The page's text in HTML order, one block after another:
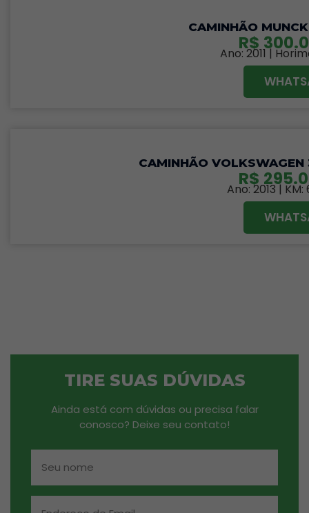
CAMINHÃO
R$
Ano: 2011 |
CAMINHÃO
R$
Ano: 2013 |
TIRE SUAS DÚVIDAS
Ainda está com dúvidas ou precisa falar
conosco? Deixe seu contato!